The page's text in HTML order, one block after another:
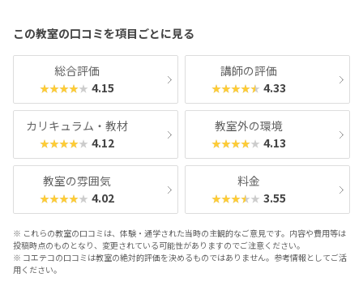
この教室の口コミを項目ごとに見る
総合評価
★★★★★ 4.15
講師の評価
★★★★★ 4.33
カリキュラム・教材
★★★★★ 4.12
教室外の環境
★★★★★ 4.13
教室の雰囲気
★★★★★ 4.02
料金
★★★★★ 3.55
※ これらの教室の口コミは、体験・通学された当時の主観的なご意見です。内容や費用等は
投稿時点のものとなり、変更されている可能性がありますのでご注意ください。
※ コエテコの口コミは教室の絶対的評価を決めるものではありません。参考情報としてご活
用ください。